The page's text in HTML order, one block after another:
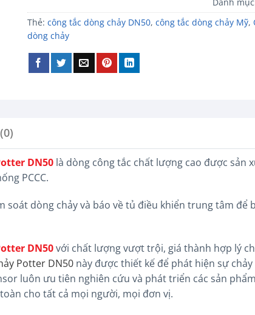
Thẻ: công tắc dòng chảy DN50, công tắc dòng chảy Mỹ,
dòng chảy
DN50 là dòng công tắc chất lượng cao được sản
PCCC.
soát dòng chảy và báo về tủ điều khiển trung tâm
DN50với chất lượng vượt trội, giá thành hợp lý
Potter DN50 này được thiết kế để phát hiện sự
luôn ưu tiên nghiên cứu và phát triển các sản
cho tất cả mọi người, mọi đơn vị.